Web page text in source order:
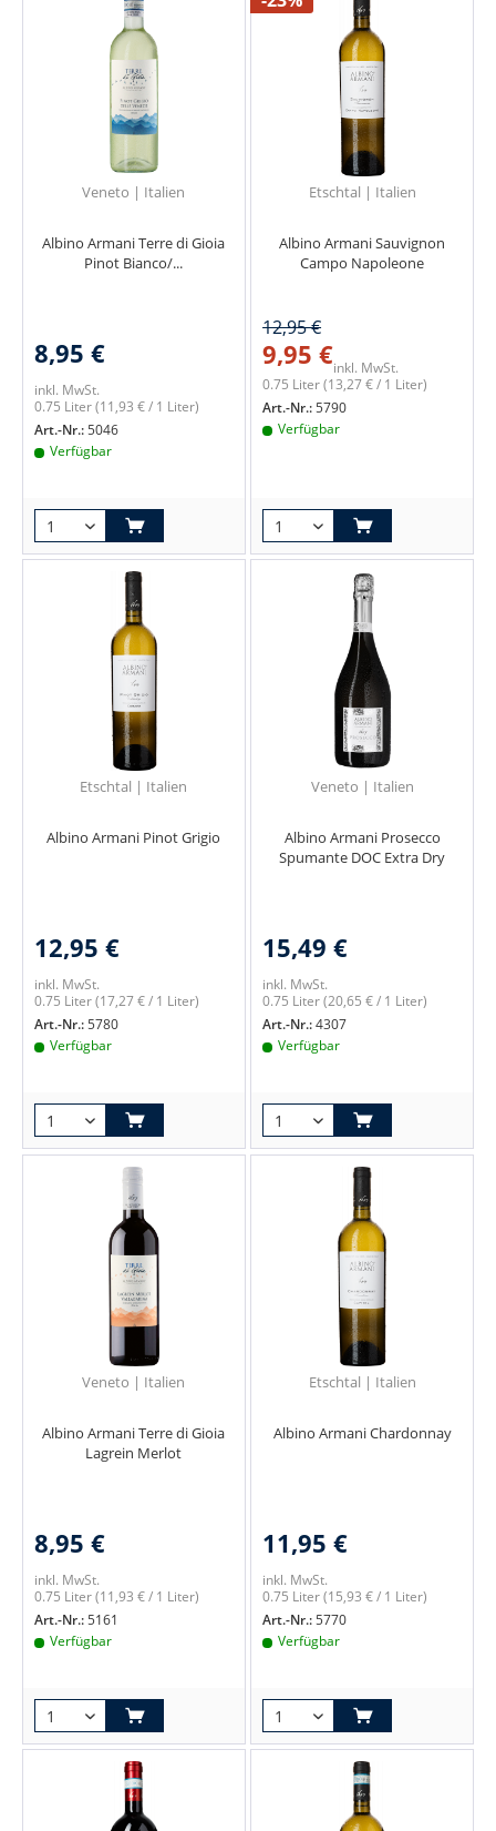
Veneto | Italien
Albino Armani Terre di Gioia
Pinot Bianco/...
8,95 €
inkl. MwSt.
0.75 Liter(11,93 € / 1 Liter)
Art.-Nr.:5046
Verfügbar
Etschtal | Italien
Albino Armani Sauvignon
Campo Napoleone
12,95 €
9,95 €inkl. MwSt.
0.75 Liter(13,27 € / 1 Liter)
Art.-Nr.:5790
Verfügbar
Etschtal | Italien
Albino Armani Pinot Grigio
12,95 €
inkl. MwSt.
0.75 Liter(17,27 € / 1 Liter)
Art.-Nr.:5780
Verfügbar
Veneto | Italien
Albino Armani Prosecco
Spumante DOC Extra Dry
15,49 €
inkl. MwSt.
0.75 Liter(20,65 € / 1 Liter)
Art.-Nr.:4307
Verfügbar
Veneto | Italien
Albino Armani Terre di Gioia
Lagrein Merlot
8,95 €
inkl. MwSt.
0.75 Liter(11,93 € / 1 Liter)
Art.-Nr.:5161
Verfügbar
Etschtal | Italien
Albino Armani Chardonnay
11,95 €
inkl. MwSt.
0.75 Liter(15,93 € / 1 Liter)
Art.-Nr.:5770
Verfügbar